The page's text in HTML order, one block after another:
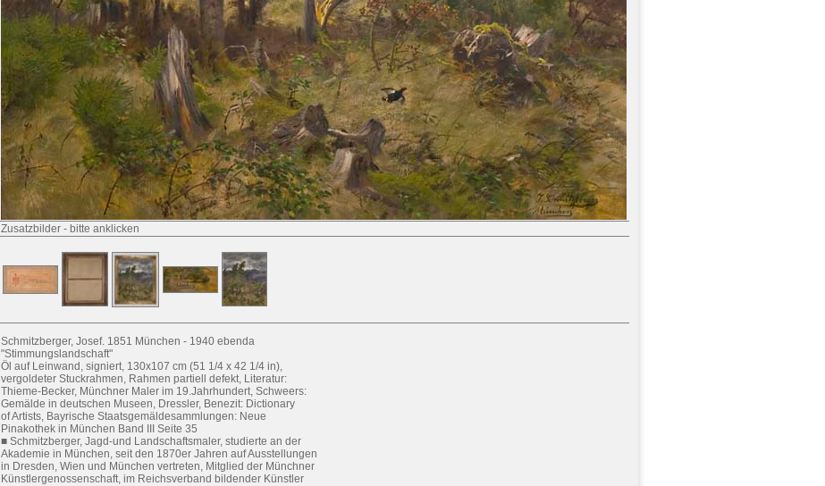
Zusatzbilder - bitte anklicken
Schmitzberger, Josef. 1851 München - 1940 ebenda
"Stimmungslandschaft"
Öl auf Leinwand, signiert, 130x107 cm (51 1/4 x 42 1/4 in),
vergoldeter Stuckrahmen, Rahmen partiell defekt, Literatur:
Thieme-Becker, Münchner Maler im 19.Jahrhundert, Schweers:
Gemälde in deutschen Museen, Dressler, Benezit: Dictionary
of Artists, Bayrische Staatsgemäldesammlungen: Neue
Pinakothek in München Band III Seite 35
■ Schmitzberger, Jagd-und Landschaftsmaler, studierte an der
Akademie in München, seit den 1870er Jahren auf Ausstellungen
in Dresden, Wien und München vertreten, Mitglied der Münchner
Künstlergenossenschaft, im Reichsverband bildender Künstler